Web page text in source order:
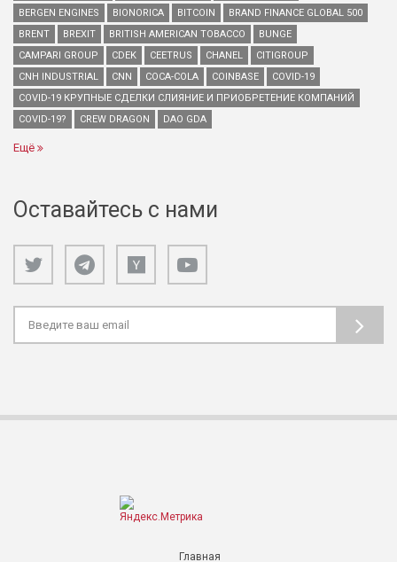
BERGEN ENGINES
BIONORICA BITCOIN
BRAND FINANCE GLOBAL 500
BRENT
BREXIT BRITISH AMERICAN TOBACCO
BUNGE
CAMPARI GROUP
CDEK CEETRUS CHANEL
CITIGROUP
CNH INDUSTRIAL
CNN COCA-COLA COINBASE
COVID-19
COVID-19 КРУПНЫЕ СДЕЛКИ СЛИЯНИЕ И ПРИОБРЕТЕНИЕ КОМПАНИЙ
COVID-19?
CREW DRAGON DAO GDA
Ещё
Оставайтесь с нами
Главная